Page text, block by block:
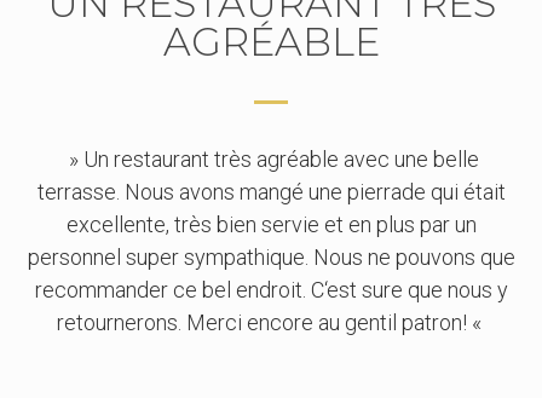
AGRÉABLE
» Un restaurant très agréable avec une belle
terrasse. Nous avons mangé une pierrade qui était
excellente, très bien servie et en plus par un
personnel super sympathique. Nous ne pouvons que
recommander ce bel endroit. C‘est sure que nous y
retournerons. Merci encore au gentil patron! «